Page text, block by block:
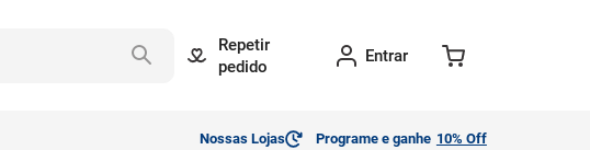
Repetir
pedido
Entrar
Nossas Lojas Programe e ganhe 10% Off